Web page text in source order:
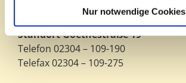
Nur notwendige Cookies
Margot Brunner
Standort Goethestraße 19
Telefon 02304 – 109-190
Telefax 02304 – 109-275